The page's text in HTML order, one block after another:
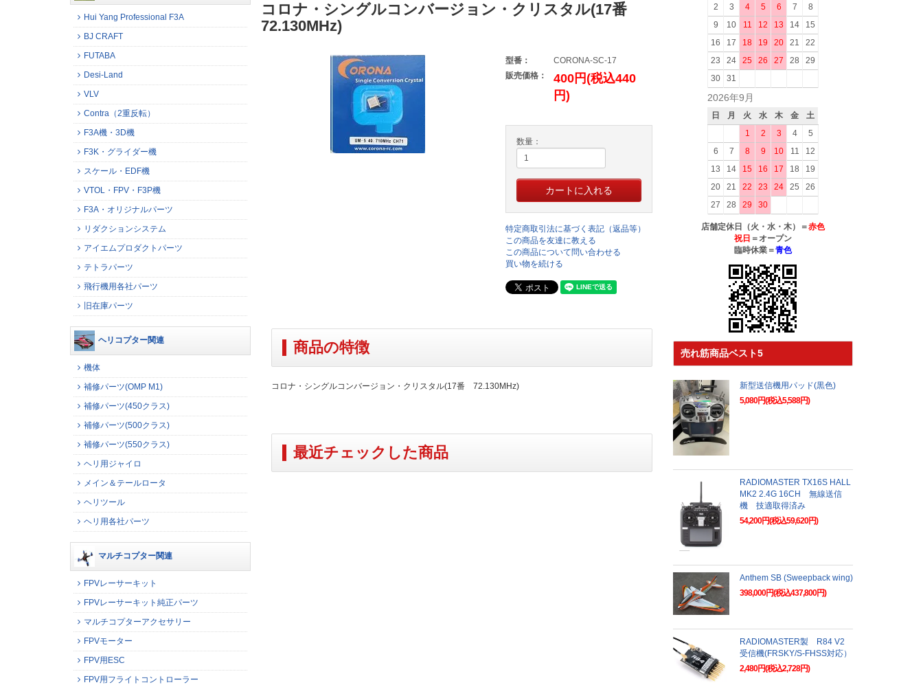
コロナ・シングルコンバージョン・クリスタル(17番
72.130MHz)
型番：
CORONA-SC-17
販売価格：
400円(税込440
円)
数量：
特定商取引法に基づく表記（返品等）
この商品を友達に教える
この商品について問い合わせる
買い物を続ける
商品の特徴
コロナ・シングルコンバージョン・クリスタル(17番 72.130MHz)
最近チェックした商品
Hui Yang Professional F3A
BJ CRAFT
FUTABA
Desi-Land
VLV
Contra（2重反転）
F3A機・3D機
F3K・グライダー機
スケール・EDF機
VTOL・FPV・F3P機
F3A・オリジナルパーツ
リダクションシステム
アイエムプロダクトパーツ
テトラパーツ
飛行機用各社パーツ
旧在庫パーツ
ヘリコプター関連
機体
補修パーツ(OMP M1)
補修パーツ(450クラス)
補修パーツ(500クラス)
補修パーツ(550クラス)
ヘリ用ジャイロ
メイン＆テールロータ
ヘリツール
ヘリ用各社パーツ
マルチコプター関連
FPVレーサーキット
FPVレーサーキット純正パーツ
マルチコプターアクセサリー
FPVモーター
FPV用ESC
FPV用フライトコントローラー
2
3 4 5 6 7
8
9
10 11 12 13 14
15
16
17 18 19 20 21
22
23
24 25 26 27 28
29
30
31
2026年9月
日 月 火 水 木 金
土
1
2 3 4
5
6
7 8 9 10 11
12
13
14 15 16 17 18
19
20
21 22 23 24 25
26
27
28 29 30
店舗定休日（火・水・木）＝赤色
祝日 ＝オープン
臨時休業＝青色
売れ筋商品ベスト5
新型送信機用パッド(黒色)
5,080円(税込5,588円)
RADIOMASTER TX16S HALL
MK2 2.4G 16CH 無線送信
機 技適取得済み
54,200円(税込59,620円)
Anthem SB (Sweepback wing)
398,000円(税込437,800円)
RADIOMASTER製 R84 V2
受信機(FRSKY/S-FHSS対応）
2,480円(税込2,728円)